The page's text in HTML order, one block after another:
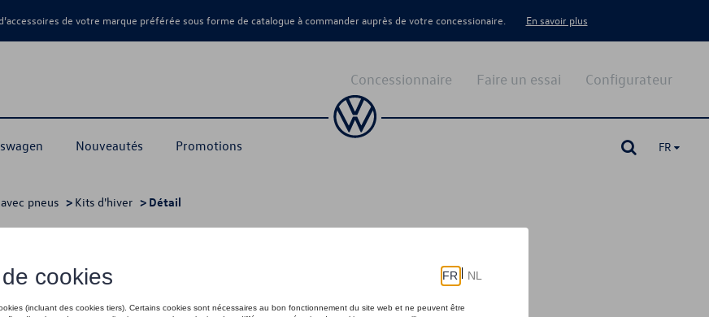
de votre marque préférée sous forme de catalogue à commander auprès de votre concessionaire. En savoir plus
Nouveautés Promotions
Configurateur
Faire un essai
Concessionnaire
FR
pneus > Kits d'hiver > Détail